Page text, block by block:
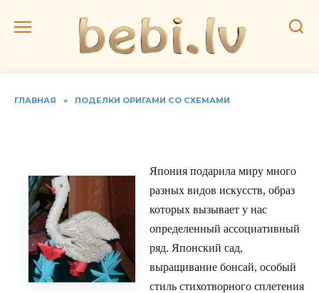
ГЛАВНАЯ » ПОДЕЛКИ ОРИГАМИ СО СХЕМАМИ
Япония подарила миру много
разных видов искусств, образ
которых вызывает у нас
определенный ассоциативный
ряд. Японский сад,
выращивание бонсай, особый
стиль стихотворного сплетения